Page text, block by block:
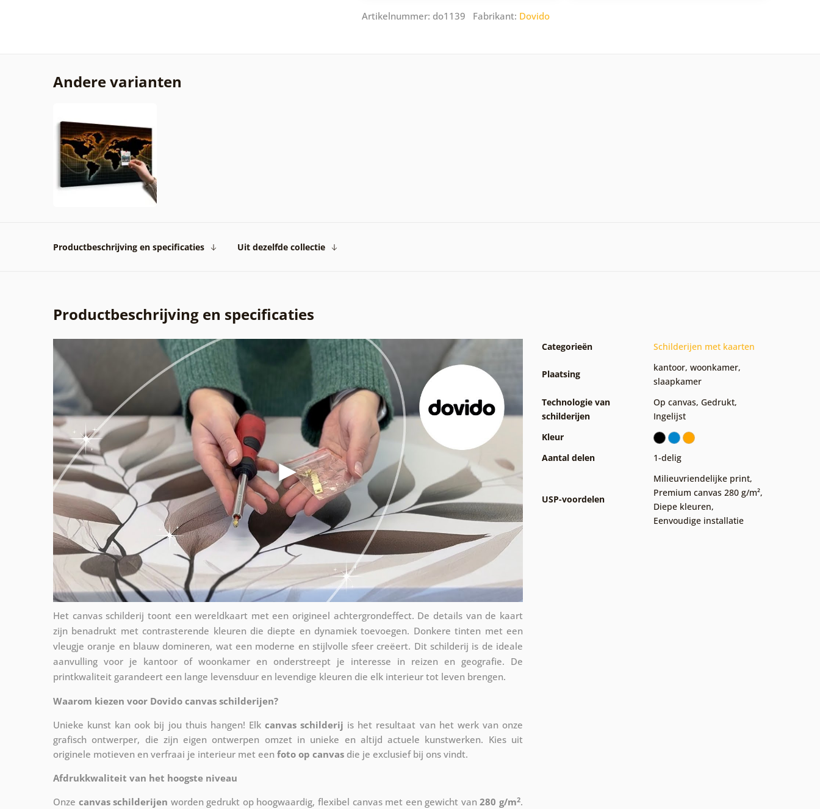
Artikelnummer: do1139 Fabrikant: Dovido
Andere varianten
Productbeschrijving en specificaties Uit dezelfde collectie
Productbeschrijving en specificaties
Het canvas schilderij toont een wereldkaart met een origineel achtergrondeffect. De details van de kaart
zijn benadrukt met contrasterende kleuren die diepte en dynamiek toevoegen. Donkere tinten met een
vleugje oranje en blauw domineren, wat een moderne en stijlvolle sfeer creëert. Dit schilderij is de ideale
aanvulling voor je kantoor of woonkamer en onderstreept je interesse in reizen en geografie. De
printkwaliteit garandeert een lange levensduur en levendige kleuren die elk interieur tot leven brengen.
Waarom kiezen voor Dovido canvas schilderijen?
Unieke kunst kan ook bij jou thuis hangen! Elk canvas schilderij is het resultaat van het werk van onze
grafisch ontwerper, die zijn eigen ontwerpen omzet in unieke en altijd actuele kunstwerken. Kies uit
originele motieven en verfraai je interieur met een foto op canvas die je exclusief bij ons vindt.
Afdrukkwaliteit van het hoogste niveau
Onze canvas schilderijen worden gedrukt op hoogwaardig, flexibel canvas met een gewicht van280 g/m2.
Categorieën Schilderijen met kaarten
Plaatsing
kantoor, woonkamer,
slaapkamer
Technologie van
schilderijen
Op canvas, Gedrukt,
Ingelijst
Kleur
Aantal delen
1-delig
USP-voordelen
Milieuvriendelijke print,
Premium canvas 280 g/m²,
Diepe kleuren,
Eenvoudige installatie